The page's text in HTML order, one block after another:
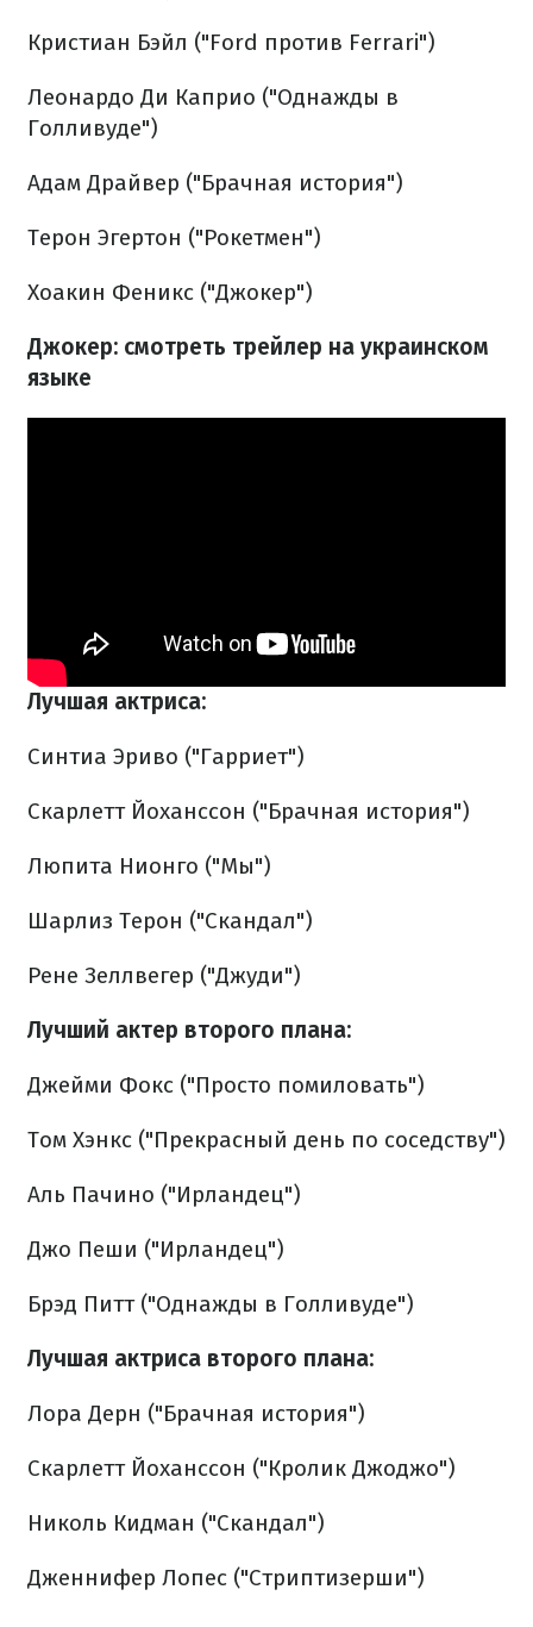
Кристиан Бэйл ("Ford против Ferrari")
Леонардо Ди Каприо ("Однажды в
Голливуде")
Адам Драйвер ("Брачная история")
Терон Эгертон ("Рокетмен")
Хоакин Феникс ("Джокер")
Джокер: смотреть трейлер на украинском
языке
Лучшая актриса:
Синтиа Эриво ("Гарриет")
Скарлетт Йоханссон ("Брачная история")
Люпита Нионго ("Мы")
Шарлиз Терон ("Скандал")
Рене Зеллвегер ("Джуди")
Лучший актер второго плана:
Джейми Фокс ("Просто помиловать")
Том Хэнкс ("Прекрасный день по соседству")
Аль Пачино ("Ирландец")
Джо Пеши ("Ирландец")
Брэд Питт ("Однажды в Голливуде")
Лучшая актриса второго плана:
Лора Дерн ("Брачная история")
Скарлетт Йоханссон ("Кролик Джоджо")
Николь Кидман ("Скандал")
Дженнифер Лопес ("Стриптизерши")